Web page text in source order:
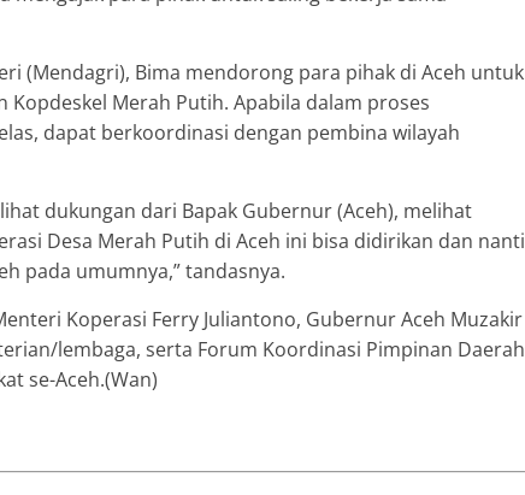
(Mendagri), Bima mendorong para pihak di Aceh untuk
Merah Putih. Apabila dalam proses
dapat berkoordinasi dengan pembina wilayah
dukungan dari Bapak Gubernur (Aceh), melihat
Desa Merah Putih di Aceh ini bisa didirikan dan nanti
pada umumnya,” tandasnya.
Koperasi Ferry Juliantono, Gubernur Aceh Muzakir
lembaga, serta Forum Koordinasi Pimpinan Daerah
se-Aceh.(Wan)